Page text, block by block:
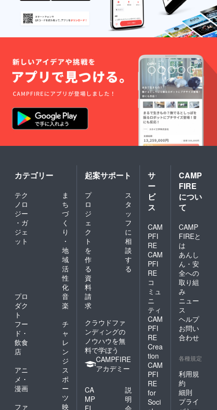
カテゴリー
テク
ノロ
ジー
・ガ
ジェ
ット
ま
ち
づ
く
り
・
地
域
活
性
化
プロ
ダク
ト
音
楽
フー
ド・
飲食
店
チ
ャ
レ
ン
ジ
アニ
メ・
漫画
ス
ポ
ー
ツ
ファ
映
起案サポート
プ
ロ
ジ
ェ
ク
ト
を
作
る
ス
タ
ッ
フ
に
相
談
す
る
資
料
請
求
クラウドファ
ンディングの
ノウハウを無
料で学ぼう
CAMPFIRE
アカデミー
CA
MP
FI
説
明
会
サ
ー
ビ
ス
CAM
PFI
RE
CAM
PFI
RE
コ
ミュ
ニ
ティ
CAM
PFI
RE
Crea
tion
CAM
PFI
RE
for
Soci
CAMP
FIRE
につい
て
CAMP
FIREと
は
あんし
ん・安
全への
取り組
み
ニュー
ス
ヘルプ
お問い
合わせ
各種規定
利用規
約
細則
プライ